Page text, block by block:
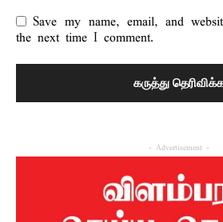
Save my name, email, and
the next time I comment.
- Advertisement -